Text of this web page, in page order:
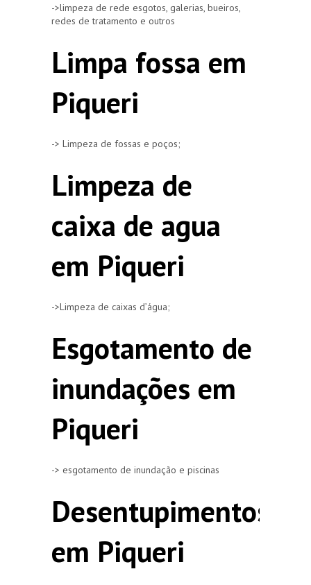
->limpeza de rede esgotos, galerias, bueiros,
redes de tratamento e outros
Limpa fossa em
Piqueri
-> Limpeza de fossas e poços;
Limpeza de
caixa de agua
em Piqueri
->Limpeza de caixas d’água;
Esgotamento de
inundações em
Piqueri
-> esgotamento de inundação e piscinas
Desentupimentos
em Piqueri